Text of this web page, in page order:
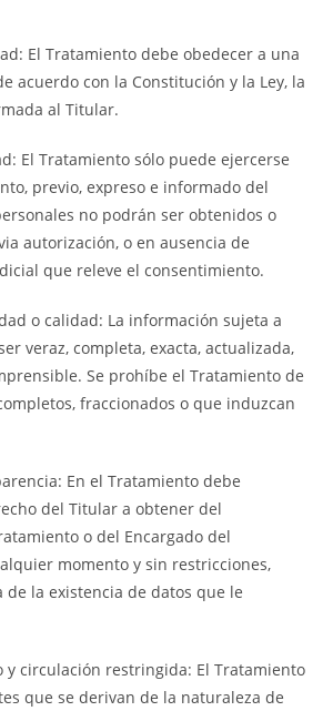
El Tratamiento debe obedecer a una
acuerdo con la Constitución y la Ley, la
al Titular.
El Tratamiento sólo puede ejercerse
previo, expreso e informado del
no podrán ser obtenidos o
autorización, o en ausencia de
que releve el consentimiento.
o calidad: La información sujeta a
veraz, completa, exacta, actualizada,
Se prohíbe el Tratamiento de
fraccionados o que induzcan
En el Tratamiento debe
del Titular a obtener del
o del Encargado del
momento y sin restricciones,
de la existencia de datos que le
y circulación restringida: El Tratamiento
que se derivan de la naturaleza de